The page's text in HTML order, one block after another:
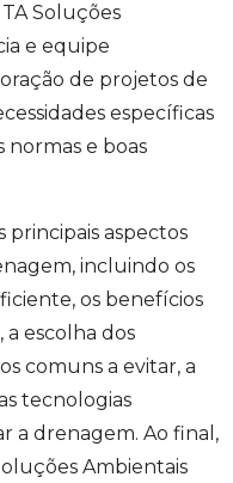
Soluções
e equipe
de projetos de
específicas
normas e boas
principais aspectos
incluindo os
os benefícios
escolha dos
comuns a evitar, a
tecnologias
a drenagem. Ao final,
Ambientais